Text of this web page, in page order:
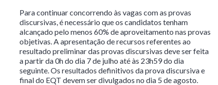
Para continuar concorrendo às vagas com as provas
discursivas, é necessário que os candidatos tenham
alcançado pelo menos 60% de aproveitamento nas provas
objetivas. A apresentação de recursos referentes ao
resultado preliminar das provas discursivas deve ser feita
a partir da 0h do dia 7 de julho até às 23h59 do dia
seguinte. Os resultados definitivos da prova discursiva e
final do EQT devem ser divulgados no dia 5 de agosto.